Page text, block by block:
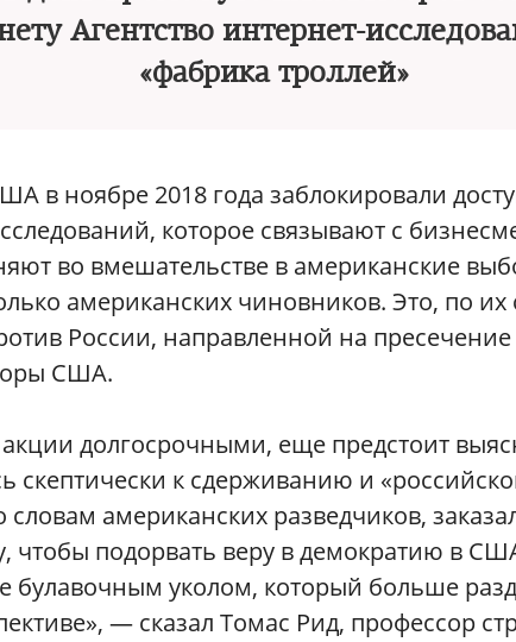
Агентство интернет-
«фабрика троллей»
в ноябре 2018 года заблокировали
которое связывают c
во вмешательстве в американские
американских чиновников. Это, по
России, направленной на
США.
акции долгосрочными, еще предстоит
скептически к сдерживанию и
американских разведчиков,
чтобы подорвать веру в демократию в
булавочным уколом, который больше
— сказал Томас Рид, профессор